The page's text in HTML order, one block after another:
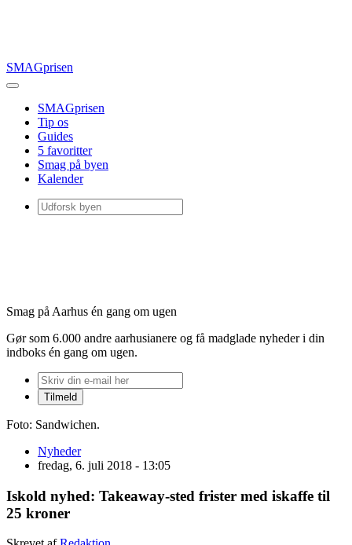
SMAGprisen
SMAGprisen
Tip os
Guides
5 favoritter
Smag på byen
Kalender
Smag på Aarhus én gang om ugen
Gør som 6.000 andre aarhusianere og få madglade nyheder i din
indboks én gang om ugen.
Foto: Sandwichen.
Nyheder
fredag, 6. juli 2018 - 13:05
Iskold nyhed: Takeaway-sted frister med iskaffe til
25 kroner